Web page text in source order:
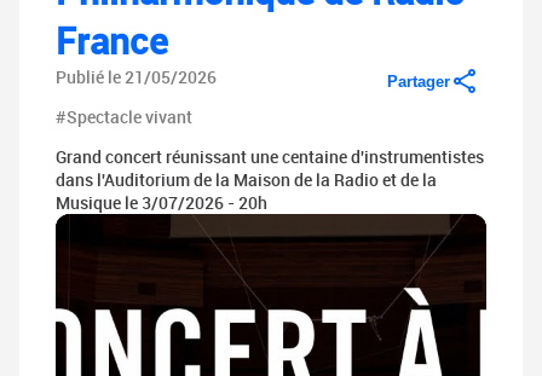
France
Publié le 21/05/2026
#Spectacle vivant
Partager
Grand concert réunissant une centaine d'instrumentistes
dans l'Auditorium de la Maison de la Radio et de la
Musique le 3/07/2026 - 20h